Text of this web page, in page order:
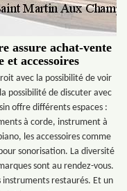
assure achat-vente
et accessoires
avec la possibilité de voir
possibilité de discuter avec
offre différents espaces :
à corde, instrument à
les accessoires comme
sonorisation. La diversité
sont au rendez-vous.
instruments restaurés. Et un